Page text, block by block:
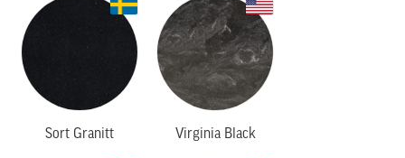
Sort Granitt Virginia Black